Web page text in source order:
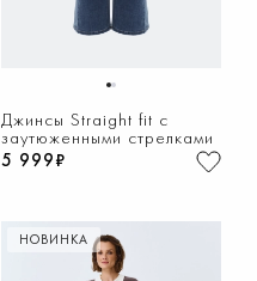
12
Джинсы Straight fit с
заутюженными стрелками
5 999₽
НОВИНКА